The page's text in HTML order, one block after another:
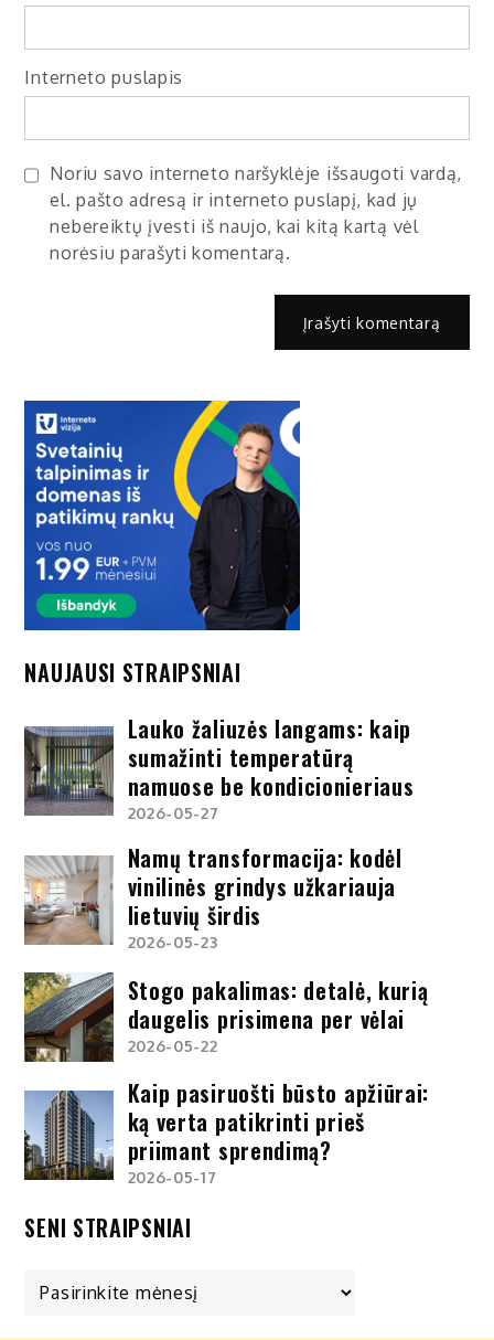
Interneto puslapis
Noriu savo interneto naršyklėje išsaugoti vardą,
el. pašto adresą ir interneto puslapį, kad jų
nebereiktų įvesti iš naujo, kai kitą kartą vėl
norėsiu parašyti komentarą.
NAUJAUSI STRAIPSNIAI
Lauko žaliuzės langams: kaip
sumažinti temperatūrą
namuose be kondicionieriaus
2026-05-27
Namų transformacija: kodėl
vinilinės grindys užkariauja
lietuvių širdis
2026-05-23
Stogo pakalimas: detalė, kurią
daugelis prisimena per vėlai
2026-05-22
Kaip pasiruošti būsto apžiūrai:
ką verta patikrinti prieš
priimant sprendimą?
2026-05-17
SENI STRAIPSNIAI